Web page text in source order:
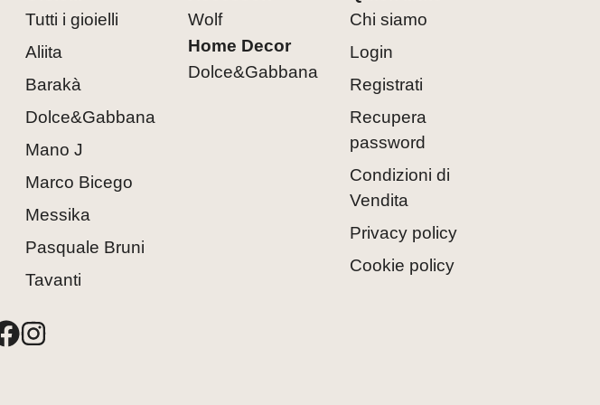
Tutti i gioielli
Aliita
Barakà
Dolce&Gabbana
Mano J
Marco Bicego
Messika
Pasquale Bruni
Tavanti
Wolf
Home Decor
Dolce&Gabbana
Chi siamo
Login
Registrati
Recupera
password
Condizioni di
Vendita
Privacy policy
Cookie policy